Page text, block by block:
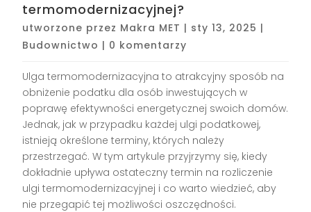
termomodernizacyjnej?
utworzone przez Makra MET | sty 13, 2025 |
Budownictwo | 0 komentarzy
Ulga termomodernizacyjna to atrakcyjny sposób na
obniżenie podatku dla osób inwestujących w
poprawę efektywności energetycznej swoich domów.
Jednak, jak w przypadku każdej ulgi podatkowej,
istnieją określone terminy, których należy
przestrzegać. W tym artykule przyjrzymy się, kiedy
dokładnie upływa ostateczny termin na rozliczenie
ulgi termomodernizacyjnej i co warto wiedzieć, aby
nie przegapić tej możliwości oszczędności.